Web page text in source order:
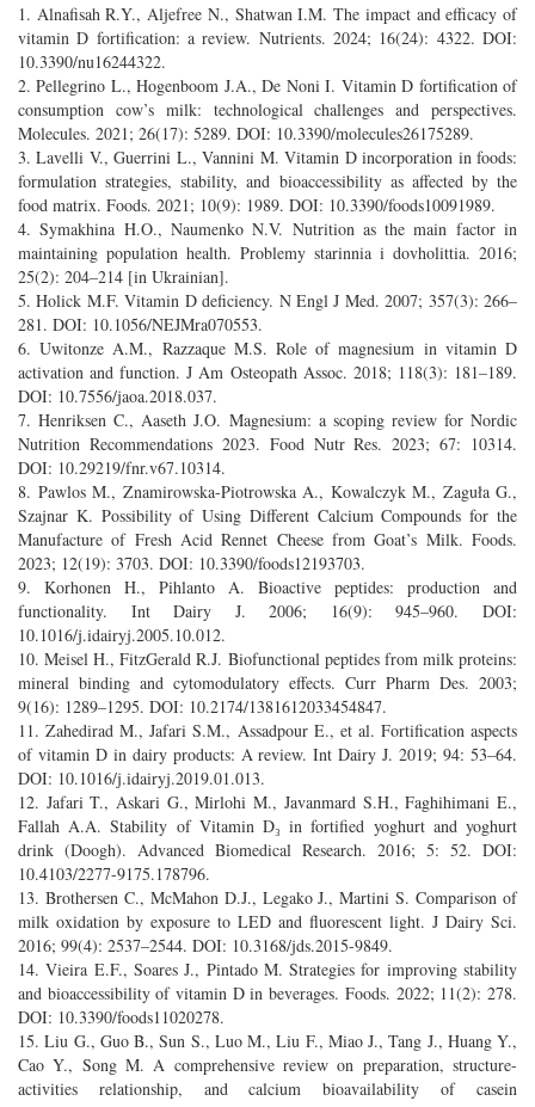
1. Alnafisah R.Y., Aljefree N., Shatwan I.M. The impact and efficacy of
vitamin D fortification: a review. Nutrients. 2024; 16(24): 4322. DOI:
10.3390/nu16244322.
2. Pellegrino L., Hogenboom J.A., De Noni I. Vitamin D fortification of
consumption cow’s milk: technological challenges and perspectives.
Molecules. 2021; 26(17): 5289. DOI: 10.3390/molecules26175289.
3. Lavelli V., Guerrini L., Vannini M. Vitamin D incorporation in foods:
formulation strategies, stability, and bioaccessibility as affected by the
food matrix. Foods. 2021; 10(9): 1989. DOI: 10.3390/foods10091989.
4. Symakhina H.O., Naumenko N.V. Nutrition as the main factor in
maintaining population health. Problemy starinnia i dovholittia. 2016;
25(2): 204–214 [in Ukrainian].
5. Holick M.F. Vitamin D deficiency. N Engl J Med. 2007; 357(3): 266–
281. DOI: 10.1056/NEJMra070553.
6. Uwitonze A.M., Razzaque M.S. Role of magnesium in vitamin D
activation and function. J Am Osteopath Assoc. 2018; 118(3): 181–189.
DOI: 10.7556/jaoa.2018.037.
7. Henriksen C., Aaseth J.O. Magnesium: a scoping review for Nordic
Nutrition Recommendations 2023. Food Nutr Res. 2023; 67: 10314.
DOI: 10.29219/fnr.v67.10314.
8. Pawlos M., Znamirowska-Piotrowska A., Kowalczyk M., Zaguła G.,
Szajnar K. Possibility of Using Different Calcium Compounds for the
Manufacture of Fresh Acid Rennet Cheese from Goat’s Milk. Foods.
2023; 12(19): 3703. DOI: 10.3390/foods12193703.
9. Korhonen H., Pihlanto A. Bioactive peptides: production and
functionality. Int Dairy J. 2006; 16(9): 945–960. DOI:
10.1016/j.idairyj.2005.10.012.
10. Meisel H., FitzGerald R.J. Biofunctional peptides from milk proteins:
mineral binding and cytomodulatory effects. Curr Pharm Des. 2003;
9(16): 1289–1295. DOI: 10.2174/1381612033454847.
11. Zahedirad M., Jafari S.M., Assadpour E., et al. Fortification aspects
of vitamin D in dairy products: A review. Int Dairy J. 2019; 94: 53–64.
DOI: 10.1016/j.idairyj.2019.01.013.
12. Jafari T., Askari G., Mirlohi M., Javanmard S.H., Faghihimani E.,
Fallah A.A. Stability of Vitamin D₃ in fortified yoghurt and yoghurt
drink (Doogh). Advanced Biomedical Research. 2016; 5: 52. DOI:
10.4103/2277-9175.178796.
13. Brothersen C., McMahon D.J., Legako J., Martini S. Comparison of
milk oxidation by exposure to LED and fluorescent light. J Dairy Sci.
2016; 99(4): 2537–2544. DOI: 10.3168/jds.2015-9849.
14. Vieira E.F., Soares J., Pintado M. Strategies for improving stability
and bioaccessibility of vitamin D in beverages. Foods. 2022; 11(2): 278.
DOI: 10.3390/foods11020278.
15. Liu G., Guo B., Sun S., Luo M., Liu F., Miao J., Tang J., Huang Y.,
Cao Y., Song M. A comprehensive review on preparation, structure-
activities relationship, and calcium bioavailability of casein